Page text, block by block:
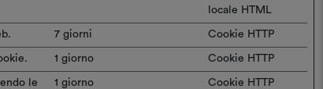
locale HTML
7 giorni Cookie HTTP
1 giorno Cookie HTTP
le
1 giorno Cookie HTTP